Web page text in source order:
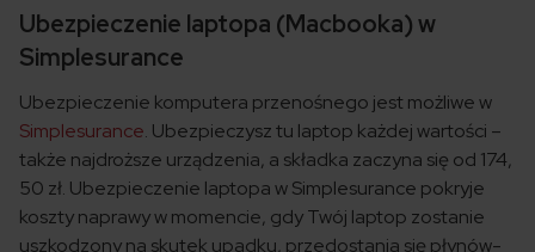
Ubezpieczenie laptopa (Macbooka) w
Simplesurance
Ubezpieczenie komputera przenośnego jest możliwe w
Simplesurance. Ubezpieczysz tu laptop każdej wartości –
także najdroższe urządzenia, a składka zaczyna się od 174,
50 zł. Ubezpieczenie laptopa w Simplesurance pokryje
koszty naprawy w momencie, gdy Twój laptop zostanie
uszkodzony na skutek upadku, przedostania się płynów-